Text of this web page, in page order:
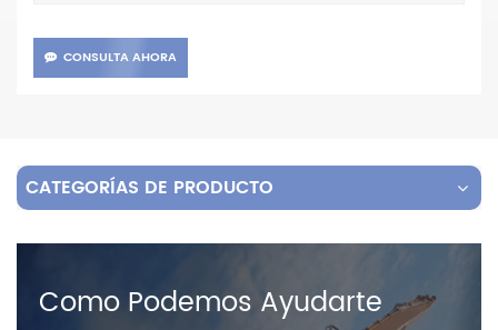
CONSULTA AHORA
CATEGORÍAS DE PRODUCTO
Como Podemos Ayudarte